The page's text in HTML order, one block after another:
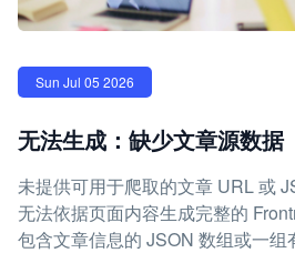
Sun Jul 05 2026
无法生成：缺少文章源数据
未提供可用于爬取的文章 URL 或
无法依据页面内容生成完整的
包含文章信息的 JSON 数组或一组